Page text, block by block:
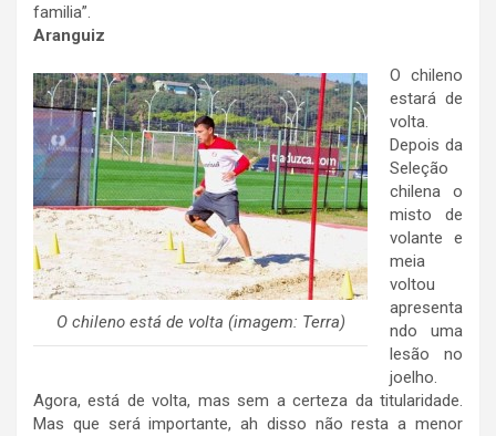
familia”.
Aranguiz
O chileno está de volta (imagem: Terra)
O chileno
estará de
volta.
Depois da
Seleção
chilena o
misto de
volante e
meia
voltou
apresenta
ndo uma
lesão no
joelho.
Agora, está de volta, mas sem a certeza da titularidade.
Mas que será importante, ah disso não resta a menor